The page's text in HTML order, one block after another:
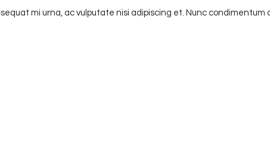
mi urna, ac vulputate nisi adipiscing et. Nunc